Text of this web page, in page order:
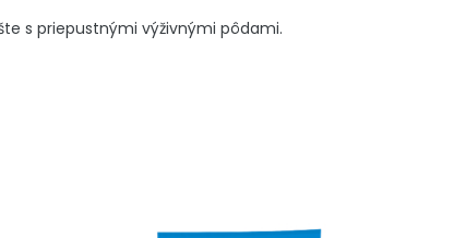
s priepustnými výživnými pôdami.